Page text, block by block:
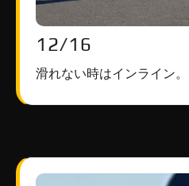
12/16
滑れない時はインライン